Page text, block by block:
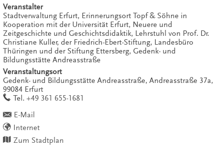
Veranstalter
Stadtverwaltung Erfurt, Erinnerungsort Topf & Söhne in
Kooperation mit der Universität Erfurt, Neuere und
Zeitgeschichte und Geschichtsdidaktik, Lehrstuhl von Prof. Dr.
Christiane Kuller, der Friedrich-Ebert-Stiftung, Landesbüro
Thüringen und der Stiftung Ettersberg, Gedenk- und
Bildungsstätte Andreasstraße
Veranstaltungsort
Gedenk- und Bildungsstätte Andreasstraße, Andreasstraße 37a,
99084 Erfurt
work
Tel. +49 361 655-1681
E-Mail
Internet
Zum Stadtplan